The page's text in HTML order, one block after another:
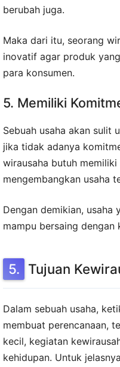
berubah juga.
Maka dari itu, seorang
inovatif agar produk
para konsumen.
5. Memiliki
Sebuah usaha akan sulit
jika tidak adanya
wirausaha butuh
mengembangkan usaha
Dengan demikian, usaha
mampu bersaing dengan
Tujuan
Dalam sebuah usaha,
membuat perencanaan,
kecil, kegiatan
kehidupan. Untuk